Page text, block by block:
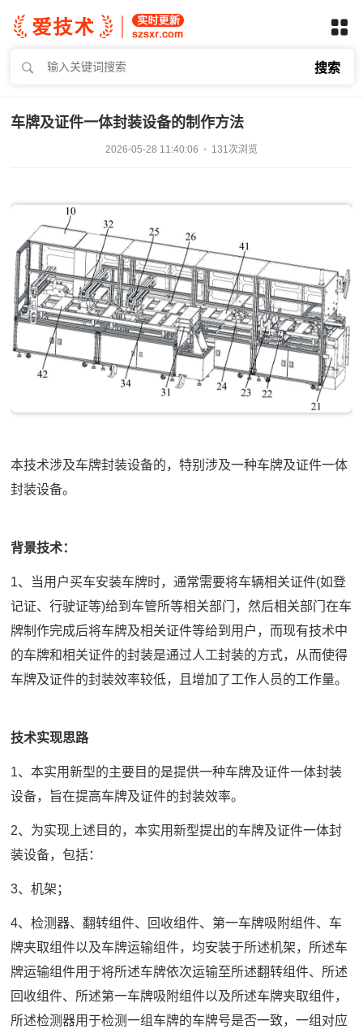
搜索
车牌及证件一体封装设备的制作方法
2026-05-28 11:40:06 131次浏览
本技术涉及车牌封装设备的，特别涉及一种车牌及证件一体
封装设备。
背景技术：
1、当用户买车安装车牌时，通常需要将车辆相关证件(如登
记证、行驶证等)给到车管所等相关部门，然后相关部门在车
牌制作完成后将车牌及相关证件等给到用户，而现有技术中
的车牌和相关证件的封装是通过人工封装的方式，从而使得
车牌及证件的封装效率较低，且增加了工作人员的工作量。
技术实现思路
1、本实用新型的主要目的是提供一种车牌及证件一体封装
设备，旨在提高车牌及证件的封装效率。
2、为实现上述目的，本实用新型提出的车牌及证件一体封
装设备，包括：
3、机架；
4、检测器、翻转组件、回收组件、第一车牌吸附组件、车
牌夹取组件以及车牌运输组件，均安装于所述机架，所述车
牌运输组件用于将所述车牌依次运输至所述翻转组件、所述
回收组件、所述第一车牌吸附组件以及所述车牌夹取组件，
所述检测器用于检测一组车牌的车牌号是否一致，一组对应